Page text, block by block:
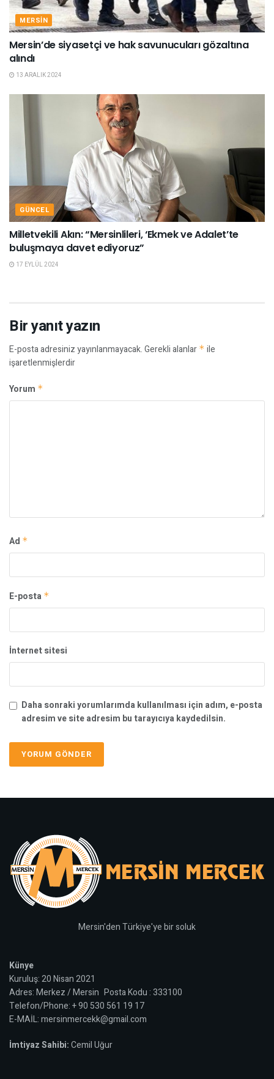
MERSIN
Mersin’de siyasetçi ve hak savunucuları gözaltına
alındı
13 ARALIK 2024
GÜNCEL
Milletvekili Akın: “Mersinlileri, ‘Ekmek ve Adalet’te
buluşmaya davet ediyoruz”
17 EYLÜL 2024
Bir yanıt yazın
E-posta adresiniz yayınlanmayacak.Gerekli alanlar * ile
işaretlenmişlerdir
Yorum *
Ad *
E-posta *
İnternet sitesi
Daha sonraki yorumlarımda kullanılması için adım, e-posta
adresim ve site adresim bu tarayıcıya kaydedilsin.
Mersin'den Türkiye'ye bir soluk
Künye
Kuruluş: 20 Nisan 2021
Adres: Merkez / Mersin Posta Kodu : 333100
Telefon/Phone: + 90 530 561 19 17
E-MAİL: mersinmercekk@gmail.com
İmtiyaz Sahibi:Cemil Uğur